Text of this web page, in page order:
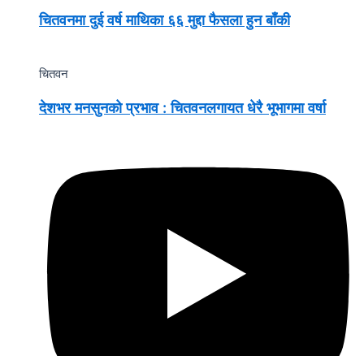
चितवनमा दुई वर्ष माथिका ६६ मुद्दा फैसला हुन बाँकी
चितवन
देशभर मनसुनको प्रभाव : चितवनलगायत धेरै भूभागमा वर्षा